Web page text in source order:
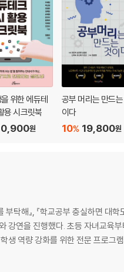
위한 에듀테
용 시크릿북
원
공부 머리는 만드는
이다
19,800원
10%
탁해』, 『학교공부 충실하면 대
연을 진행했다. 초등 자녀교육부
역량 강화를 위한 전문 프로그